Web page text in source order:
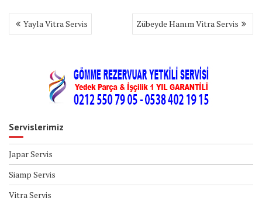
Yazı
gezinmesi
Yayla Vitra Servis Zübeyde Hanım Vitra Servis
Servislerimiz
Japar Servis
Siamp Servis
Vitra Servis